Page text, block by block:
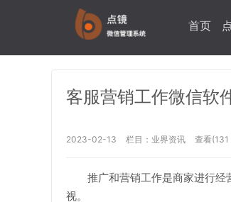
首页
客服营销工作微信软
2023-02-13 栏目： 业界资讯 查看(131
推广和营销工作是商家进行
视。